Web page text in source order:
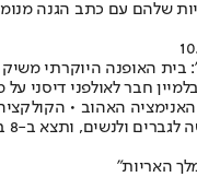
שלהם עם כתב הגנה
האופנה היוקרתי משיק
חבר לאולפני דיסני על
האהוב •
ולנשים, ותצא ב-8 ביולי
האריות"